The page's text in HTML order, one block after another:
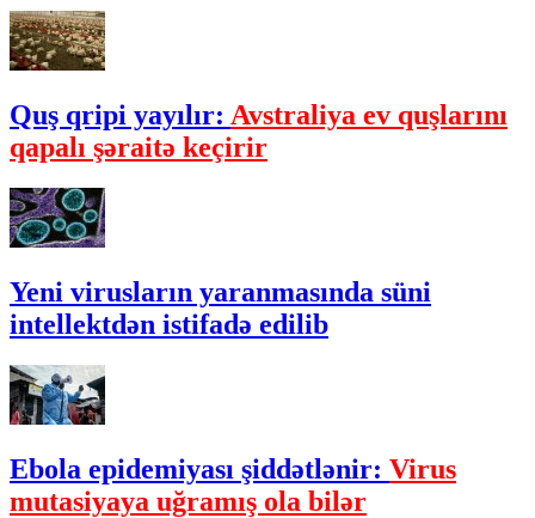
Quş qripi yayılır: Avstraliya ev quşlarını
qapalı şəraitə keçirir
Yeni virusların yaranmasında süni
intellektdən istifadə edilib
Ebola epidemiyası şiddətlənir: Virus
mutasiyaya uğramış ola bilər